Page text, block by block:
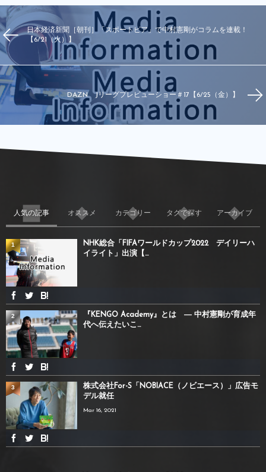
日本経済新聞［朝刊］「スポートピア」で中村憲剛がコラムを連載！
【6/21（火）】
DAZN Jリーグプレビューショー＃17【6/25（金）】
人気の記事 オススメ カテゴリー タグで探す アーカイブ
NHK総合「FIFAワールドカップ2022 デイリーハ
イライト」出演【...
1
『KENGO Academy』とは ― 中村憲剛が育成年
代へ伝えたいこ...
2
株式会社For-S「NOBIACE（ノビエース）」広告モ
デル就任
Mar 16, 2021
3